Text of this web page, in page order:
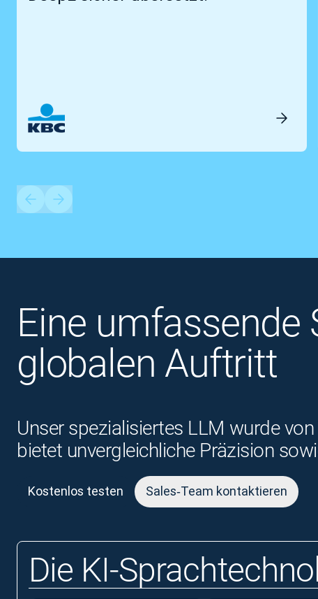
Eine umfassende
globalen Auftritt
Unser spezialisiertes LLM wurde
bietet unvergleichliche Präzision
Kostenlos testen Sales‑Team kontaktieren
Die